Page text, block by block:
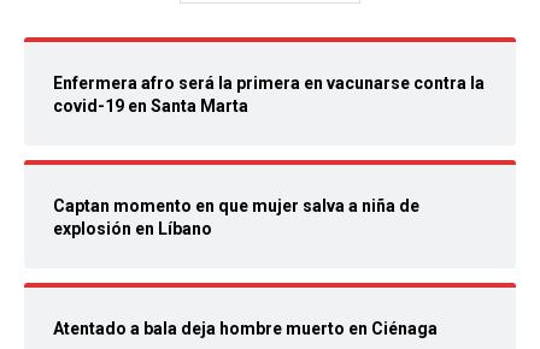
Enfermera afro será la primera en vacunarse contra la
covid-19 en Santa Marta
Captan momento en que mujer salva a niña de
explosión en Líbano
Atentado a bala deja hombre muerto en Ciénaga